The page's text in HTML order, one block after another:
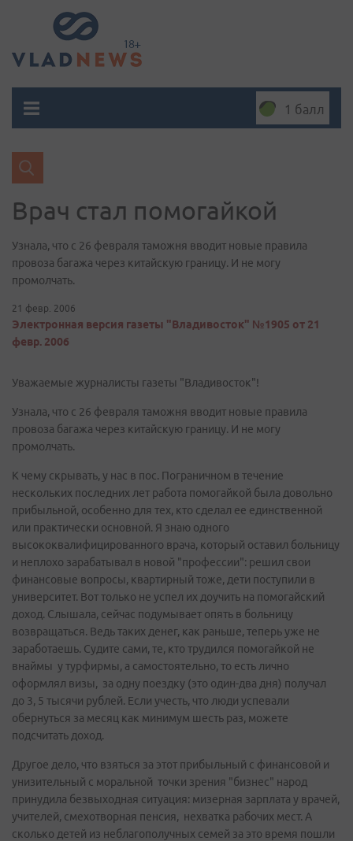
1 балл
Врач стал помогайкой
Узнала, что с 26 февраля таможня вводит новые правила
провоза багажа через китайскую границу. И не могу
промолчать.
21 февр. 2006
Электронная версия газеты "Владивосток" №1905 от 21
февр. 2006
Уважаемые журналисты газеты "Владивосток"!
Узнала, что с 26 февраля таможня вводит новые правила
провоза багажа через китайскую границу. И не могу
промолчать.
К чему скрывать, у нас в пос. Пограничном в течение
нескольких последних лет работа помогайкой была довольно
прибыльной, особенно для тех, кто сделал ее единственной
или практически основной. Я знаю одного
высококвалифицированного врача, который оставил больницу
и неплохо зарабатывал в новой "профессии": решил свои
финансовые вопросы, квартирный тоже, дети поступили в
университет. Вот только не успел их доучить на помогайский
доход. Слышала, сейчас подумывает опять в больницу
возвращаться. Ведь таких денег, как раньше, теперь уже не
заработаешь. Судите сами, те, кто трудился помогайкой не
внаймы у турфирмы, а самостоятельно, то есть лично
оформлял визы, за одну поездку (это один-два дня) получал
до 3, 5 тысячи рублей. Если учесть, что люди успевали
обернуться за месяц как минимум шесть раз, можете
подсчитать доход.
Другое дело, что взяться за этот прибыльный с финансовой и
унизительный с моральной точки зрения "бизнес" народ
принудила безвыходная ситуация: мизерная зарплата у врачей,
учителей, смехотворная пенсия, нехватка рабочих мест. А
сколько детей из неблагополучных семей за это время пошли